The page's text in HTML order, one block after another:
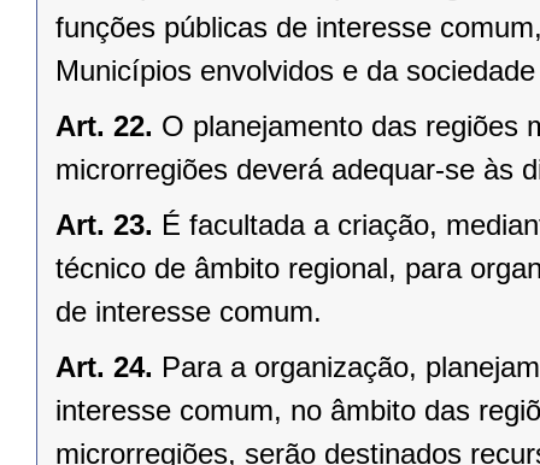
funções públicas de interesse
Municípios envolvidos e da
Art. 22. O planejamento das regiões
microrregiões deverá adequar-se às
Art. 23. É facultada a criação,
técnico de âmbito regional, para
de interesse comum.
Art. 24. Para a organização,
interesse comum, no âmbito das
microrregiões, serão destinados